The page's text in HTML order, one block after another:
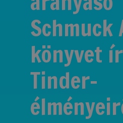
Schmuck
könyvet
Tinder-